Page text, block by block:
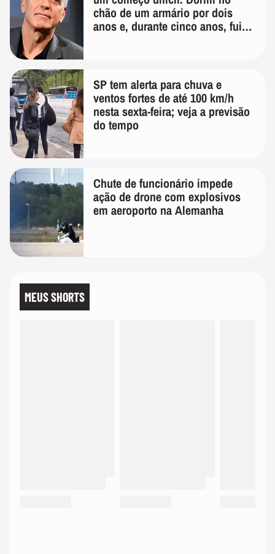
chão de um armário por dois
anos e, durante cinco anos, fui
SP tem alerta para chuva e
ventos fortes de até 100 km/h
nesta sexta-feira; veja a previsão
do tempo
Chute de funcionário impede
ação de drone com explosivos
em aeroporto na Alemanha
MEUS SHORTS